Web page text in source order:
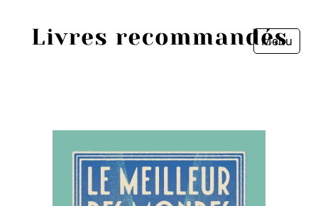
Menu
Sources
Personnes
Fermer